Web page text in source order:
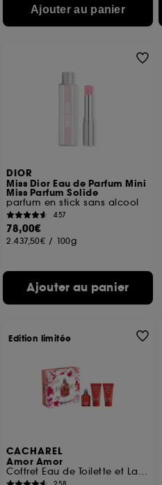
Ajouter au panier
DIOR
Miss Dior Eau de Parfum Mini
Miss Parfum Solide
parfum en stick sans alcool
457
78,00€
2.437,50€ / 100g
Ajouter au panier
CACHAREL
Amor Amor
Coffret Eau de Toilette et Laits pour le Corps
Edition limitée